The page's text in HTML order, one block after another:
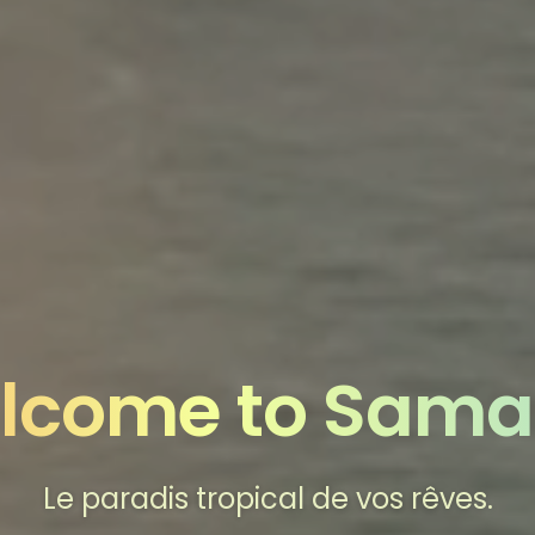
to
Le paradis tropical de vos rêves.